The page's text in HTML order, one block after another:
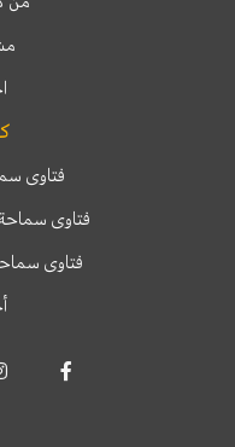
فتاوى
فتاوى
فتاوى
a
c